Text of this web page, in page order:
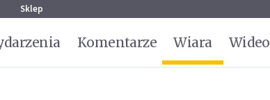
Sklep
Komentarze Wiara Wideo